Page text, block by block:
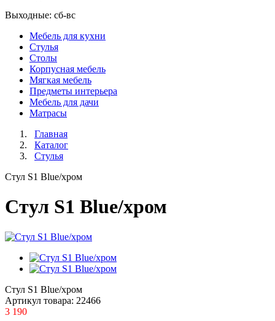
Выходные: сб-вc
Мебель для кухни
Стулья
Столы
Корпусная мебель
Мягкая мебель
Предметы интерьера
Мебель для дачи
Матраcы
Главная
Каталог
Стулья
Стул S1 Blue/хром
Стул S1 Blue/хром
Стул S1 Blue/хром
Артикул товара: 22466
3 190